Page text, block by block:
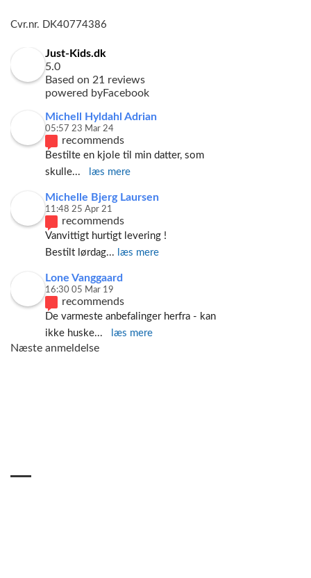
Cvr.nr. DK40774386
Just-Kids.dk
5.0
Based on 21 reviews
powered byFacebook
Michell Hyldahl Adrian
05:57 23 Mar 24
recommends
Bestilte en kjole til min datter, som
skulle... læs mere
Michelle Bjerg Laursen
11:48 25 Apr 21
recommends
Vanvittigt hurtigt levering !
Bestilt lørdag... læs mere
Lone Vanggaard
16:30 05 Mar 19
recommends
De varmeste anbefalinger herfra - kan
ikke huske... læs mere
Næste anmeldelse